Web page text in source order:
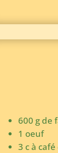
600 g de
1 oeuf
3 c à café